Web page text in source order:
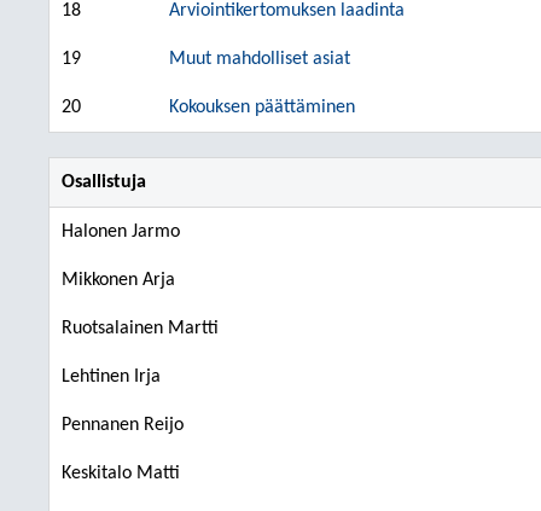
18 Arviointikertomuksen laadinta
19 Muut mahdolliset asiat
20 Kokouksen päättäminen
Osallistuja
Halonen Jarmo
Mikkonen Arja
Ruotsalainen Martti
Lehtinen Irja
Pennanen Reijo
Keskitalo Matti